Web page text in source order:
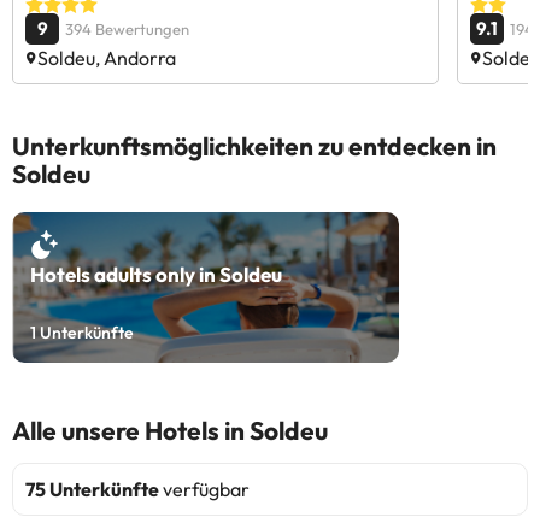
9 394 Bewertungen
Soldeu, Andorra
9.1
Unterkunftsmöglichkeiten zu entdecken in
Soldeu
Hotels adults only in Soldeu
1Unterkünfte
Alle unsere Hotels in Soldeu
75 Unterkünfteverfügbar